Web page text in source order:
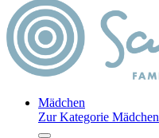
Mädchen
Zur Kategorie Mädchen